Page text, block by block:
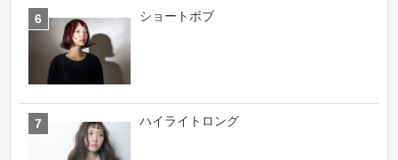
ショートボブ
ハイライトロング